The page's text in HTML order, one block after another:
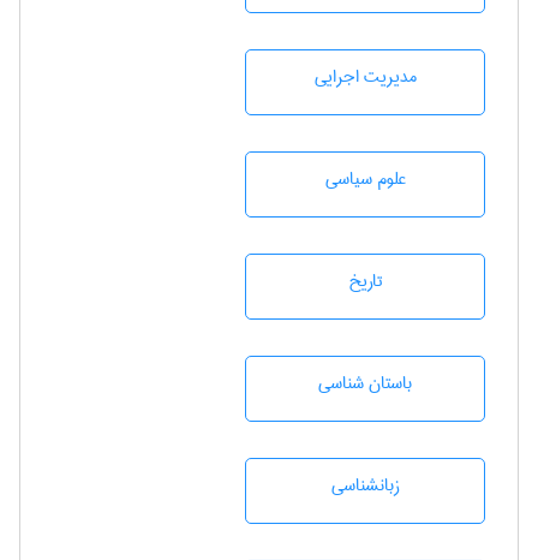
مديريت اجرايی
علوم سياسی
تاريخ
باستان شناسی
زبانشناسی